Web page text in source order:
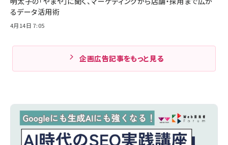
るデータ活用術
4月14日 7:05
企画広告記事をもっと見る